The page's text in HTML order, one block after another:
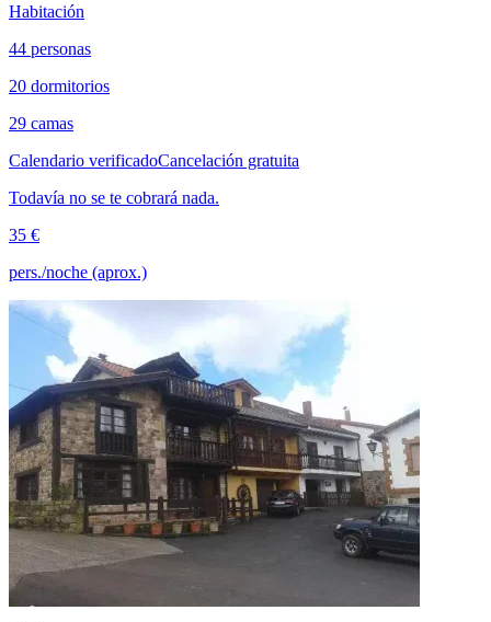
Habitación
44 personas
20 dormitorios
29 camas
Calendario verificadoCancelación gratuita
Todavía no se te cobrará nada.
35 €
pers./noche (aprox.)